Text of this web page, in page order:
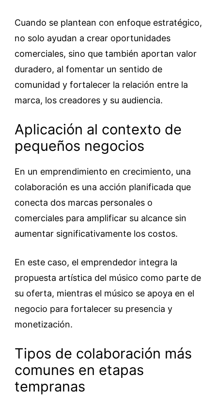
Cuando se plantean con enfoque estratégico,
no solo ayudan a crear oportunidades
comerciales, sino que también aportan valor
duradero, al fomentar un sentido de
comunidad y fortalecer la relación entre la
marca, los creadores y su audiencia.
Aplicación al contexto de
pequeños negocios
En un emprendimiento en crecimiento, una
colaboración es una acción planificada que
conecta dos marcas personales o
comerciales para amplificar su alcance sin
aumentar significativamente los costos.
En este caso, el emprendedor integra la
propuesta artística del músico como parte de
su oferta, mientras el músico se apoya en el
negocio para fortalecer su presencia y
monetización.
Tipos de colaboración más
comunes en etapas
tempranas